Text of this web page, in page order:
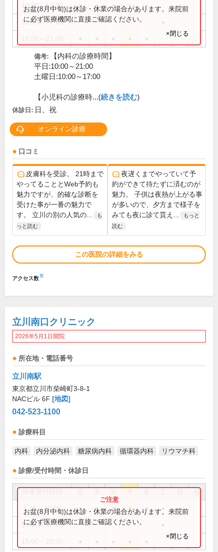
10:00～13:00 ● ● ● ● ●
10:00～17:00
お盆(8月中旬)は休診・休業の場合があります。来院前
に必ず医療機関に直接ご確認ください。
×閉じる
備考:
【内科の診療時間】
平日:10:00～21:00
土曜日:10:00～17:00
【小児科の診療時...(続きを読む)
休診日: 日、祝
オンライン診療
口コミ
皮膚科を受診。 21時まで
やってることとWeb予約も
魅力ですが、的確な診断を
受けた事が一番の魅力で
す。 立川の別の人気の...
も
っと読む
夜遅くまでやっていて予
約ができて待たずに済むのが
魅力。 子供は夜熱が上がる事
が多いので、夕方まで様子を
みても夜に診て貰え...
もっと
読む
この医院の詳細をみる
アクセス数※
立川南口クリニック
2026年5月1日開院
所在地・電話番号
立川南駅
東京都立川市柴崎町3-8-1
NACビル 6F [地図]
042-523-1100
診療科目
内科 内分泌内科 糖尿病内科 循環器内科 リウマチ科
診療/受付時間・休診日
祝
8:45～13:00 ● ● ● ● ● ●
14:00～17:00
お盆(8月中旬)は休診・休業の場合があります。来院前
に必ず医療機関に直接ご確認ください。
×閉じる